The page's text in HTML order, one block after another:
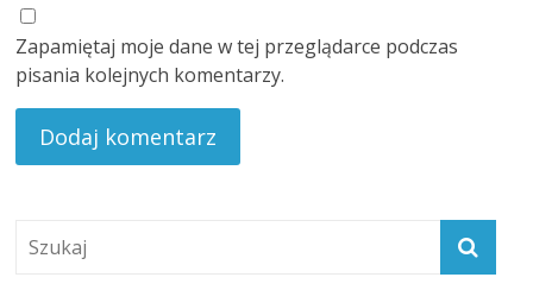
Zapamiętaj moje dane w tej przeglądarce podczas
pisania kolejnych komentarzy.